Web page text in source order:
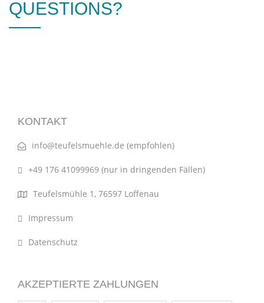
QUESTIONS?
KONTAKT
info@teufelsmuehle.de (empfohlen)
+49 176 41099969 (nur in dringenden Fällen)
Teufelsmühle 1, 76597 Loffenau
Impressum
Datenschutz
AKZEPTIERTE ZAHLUNGEN